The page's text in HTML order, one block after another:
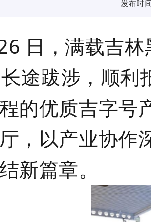
发布时
日，满载吉
途跋涉，顺利
的优质吉字号
，以产业协作
新篇章。